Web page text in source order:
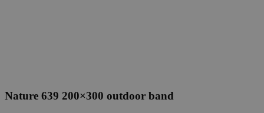
Nature 639 200×300 outdoor band